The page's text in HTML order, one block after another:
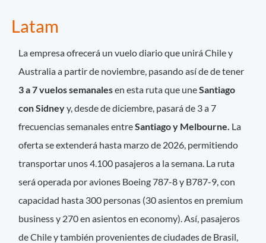
Latam
La empresa ofrecerá un vuelo diario que unirá Chile y
Australia a partir de noviembre, pasando así de de tener
3 a 7 vuelos semanalesen esta ruta que uneSantiago
con Sidneyy, desde de diciembre, pasará de 3 a 7
frecuencias semanales entreSantiago y Melbourne. La
oferta se extenderá hasta marzo de 2026, permitiendo
transportar unos 4.100 pasajeros a la semana. La ruta
será operada por aviones Boeing 787-8 y B787-9, con
capacidad hasta 300 personas (30 asientos en premium
business y 270 en asientos en economy). Así, pasajeros
de Chile y también provenientes de ciudades de Brasil,